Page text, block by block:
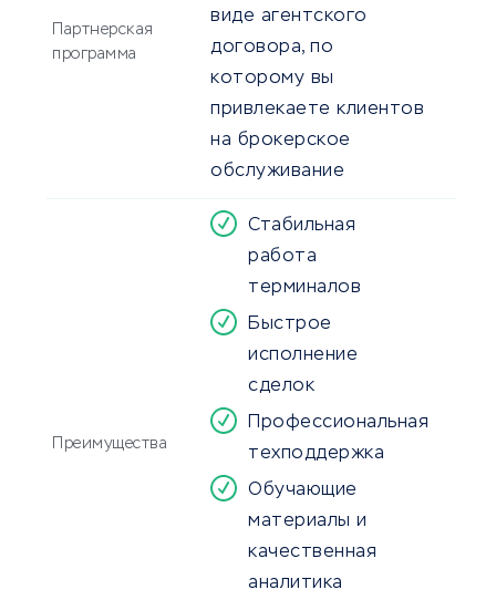
Партнерская
программа
виде агентского
договора, по
которому вы
привлекаете клиентов
на брокерское
обслуживание
Преимущества
Стабильная
работа
терминалов
Быстрое
исполнение
сделок
Профессиональная
техподдержка
Обучающие
материалы и
качественная
аналитика